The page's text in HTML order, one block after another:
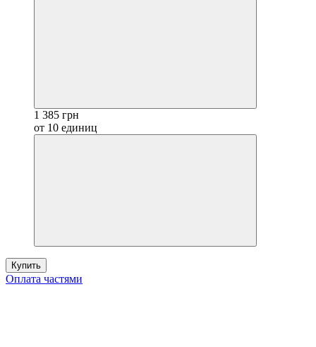
1 385 грн
от 10 единиц
Купить
Оплата частями